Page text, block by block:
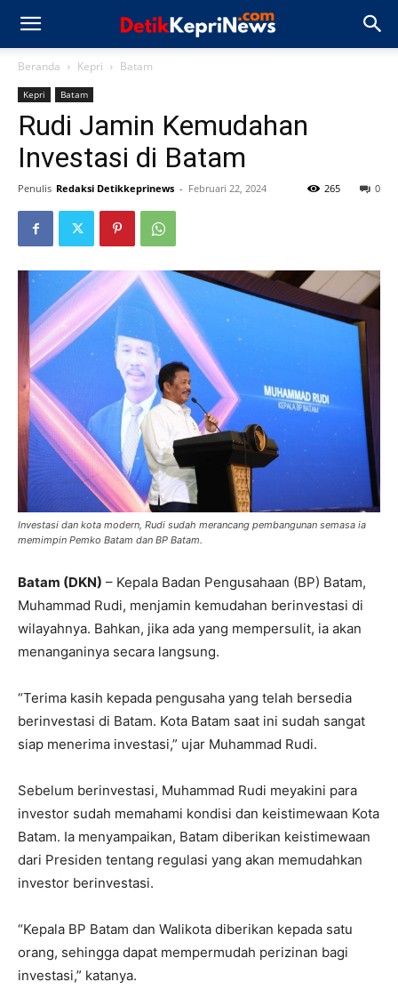
Beranda Kepri Batam
Kepri Batam
Rudi Jamin Kemudahan
Investasi di Batam
Penulis Redaksi Detikkeprinews - Februari 22, 2024 0
265
Investasi dan kota modern, Rudi sudah merancang pembangunan semasa ia
memimpin Pemko Batam dan BP Batam.
Batam (DKN) – Kepala Badan Pengusahaan (BP) Batam,
Muhammad Rudi, menjamin kemudahan berinvestasi di
wilayahnya. Bahkan, jika ada yang mempersulit, ia akan
menanganinya secara langsung.
“Terima kasih kepada pengusaha yang telah bersedia
berinvestasi di Batam. Kota Batam saat ini sudah sangat
siap menerima investasi,” ujar Muhammad Rudi.
Sebelum berinvestasi, Muhammad Rudi meyakini para
investor sudah memahami kondisi dan keistimewaan Kota
Batam. Ia menyampaikan, Batam diberikan keistimewaan
dari Presiden tentang regulasi yang akan memudahkan
investor berinvestasi.
“Kepala BP Batam dan Walikota diberikan kepada satu
orang, sehingga dapat mempermudah perizinan bagi
investasi,” katanya.